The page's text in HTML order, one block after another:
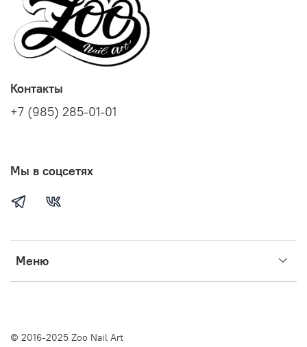
Меню
Контакты
+7 (985) 285-01-01
Мы в соцсетях
© 2016-2025 Zoo Nail Art